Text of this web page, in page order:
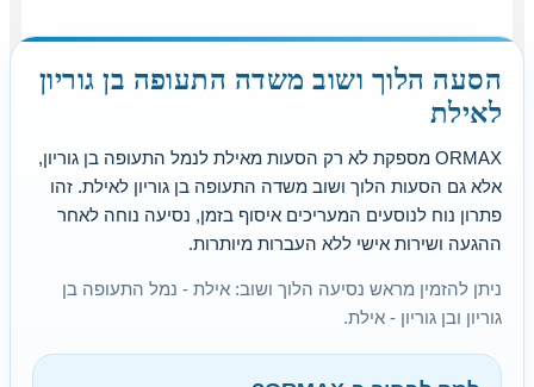
הסעה הלוך ושוב משדה התעופה בן גוריון
לאילת
ORMAX מספקת לא רק הסעות מאילת לנמל התעופה בן גוריון,
אלא גם הסעות הלוך ושוב משדה התעופה בן גוריון לאילת. זהו
פתרון נוח לנוסעים המעריכים איסוף בזמן, נסיעה נוחה לאחר
ההגעה ושירות אישי ללא העברות מיותרות.
ניתן להזמין מראש נסיעה הלוך ושוב: אילת - נמל התעופה בן
גוריון ובן גוריון - אילת.